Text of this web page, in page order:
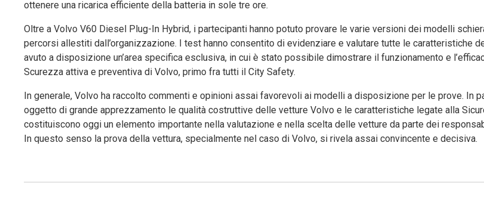
ottenere una ricarica efficiente della batteria in sole tre ore.
Oltre a Volvo V60 Diesel Plug-In Hybrid, i partecipanti hanno potuto provare le varie versioni dei modelli
percorsi allestiti dall’organizzazione. I test hanno consentito di evidenziare e valutare tutte le caratteristiche
avuto a disposizione un’area specifica esclusiva, in cui è stato possibile dimostrare il funzionamento e
Scurezza attiva e preventiva di Volvo, primo fra tutti il City Safety.
In generale, Volvo ha raccolto commenti e opinioni assai favorevoli ai modelli a disposizione per le prove. In
oggetto di grande apprezzamento le qualità costruttive delle vetture Volvo e le caratteristiche legate alla
costituiscono oggi un elemento importante nella valutazione e nella scelta delle vetture da parte dei
In questo senso la prova della vettura, specialmente nel caso di Volvo, si rivela assai convincente e decisiva.